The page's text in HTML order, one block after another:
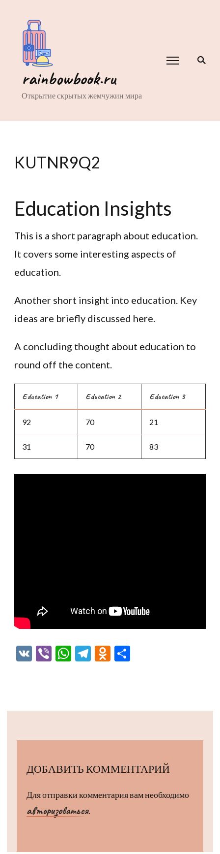
rainbowbook.ru
Открытие скрытых жемчужин мира
KUTNR9Q2
Education Insights
This is a short paragraph about education.
It covers some interesting aspects of
education.
Another short insight into education. Key
ideas are briefly discussed here.
A concluding thought about education to
round off the content.
Education 1 Education 2 Education 3
92 70 21
31 70 83
VK ViberWhatsApp
Telegram
Odnoklassniki
ДОБАВИТЬ КОММЕНТАРИЙ
Для отправки комментария вам необходимо
авторизоваться.